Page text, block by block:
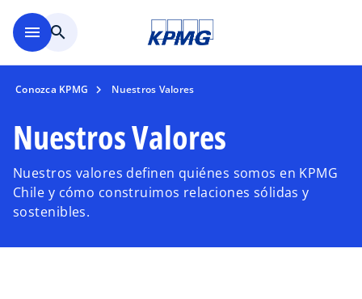
menu search
Conozca KPMG Nuestros Valores
Nuestros Valores
Nuestros valores definen quiénes somos en KPMG
Chile y cómo construimos relaciones sólidas y
sostenibles.